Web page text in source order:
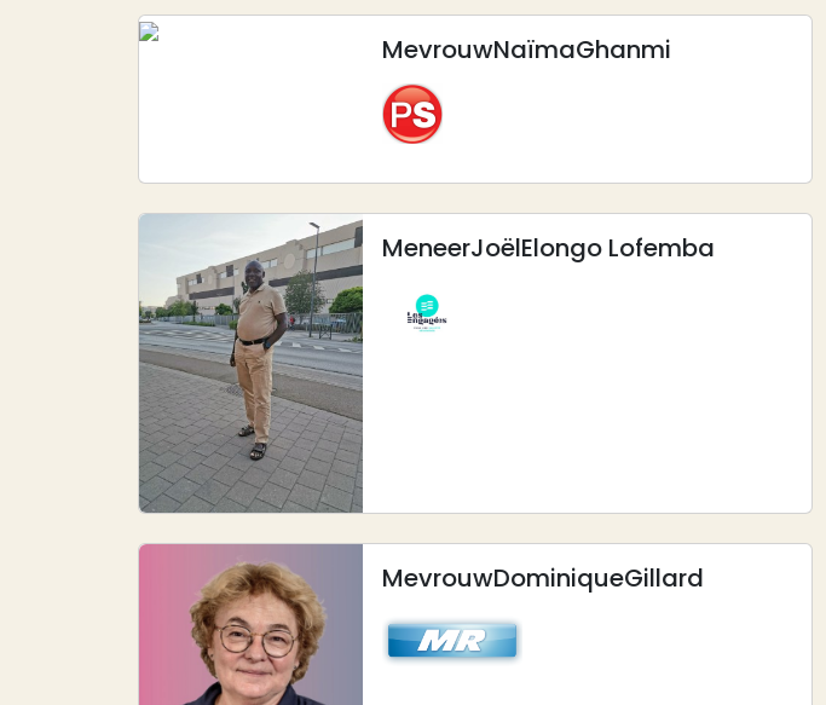
MevrouwNaïmaGhanmi
Afbeelding
MeneerJoëlElongo Lofemba
Afbeelding
MevrouwDominiqueGillard
Afbeelding